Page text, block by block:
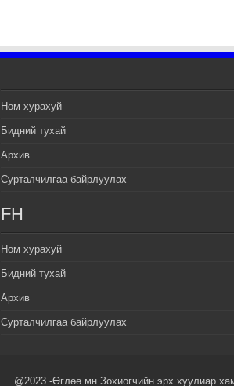
Ном хурахуй
Бидний тухай
Архив
Сурталчилгаа байрлуулах
FH
Ном хурахуй
Бидний тухай
Архив
Сурталчилгаа байрлуулах
@2023 -Өглөө.мн Зохиогчийн эрх хуулиар